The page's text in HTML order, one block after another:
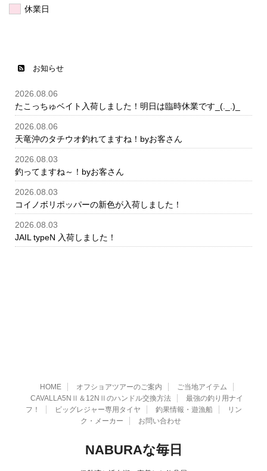
休業日
お知らせ
2026.08.06
たこっちゅベイト入荷しました！明日は臨時休業です_(._.)_
2026.08.06
天竜沖のタチウオ釣れてますね！byお客さん
2026.08.03
釣ってますね～！byお客さん
2026.08.03
コイノボリポッパーの新色が入荷しました！
2026.08.03
JAIL typeN 入荷しました！
HOME オフショアツアーのご案内
ご当地アイテム
CAVALLA5NⅡ＆12NⅡのハンドル交換方法
最強の釣り用ナイ
フ！
ビッグレジャー専用タイヤ 釣果情報・遊漁船
リン
ク・メーカー
お問い合わせ
NABURAな毎日